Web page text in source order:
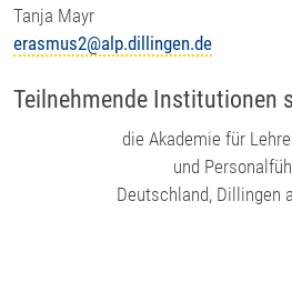
Tanja Mayr
erasmus2@alp.dillingen.de
Teilnehmende Institutionen
die Akademie für
und
Deutschland, Dillingen